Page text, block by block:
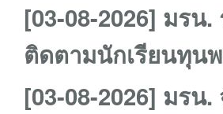
[03-08-2026] มร
ติดตามนักเรียนทุน
[03-08-2026] มร